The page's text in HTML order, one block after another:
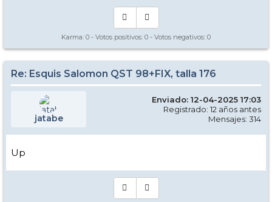
Karma: 0 - Votos positivos: 0 - Votos negativos: 0
Re: Esquis Salomon QST 98+FIX, talla 176
jatabe
Enviado: 12-04-2025 17:03
Registrado: 12 años antes
Mensajes: 314
Up